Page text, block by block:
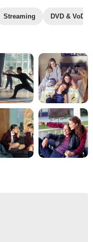
Streaming DVD & VoD